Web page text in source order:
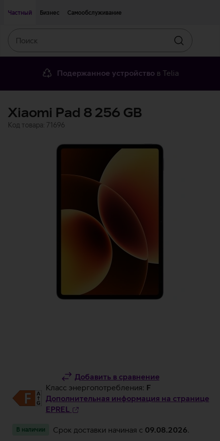
Частный
Бизнес Самообслуживание
Искать
Подержанное устройство в Telia
Xiaomi Pad 8 256 GB
Код товара: 71696
Добавить в сравнение
Класс энергопотребления: F
Дополнительная информация на странице
EPREL
В наличии Срок доставки начиная c 09.08.2026